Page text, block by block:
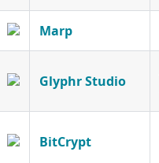
Marp
Glyphr Studio
BitCrypt